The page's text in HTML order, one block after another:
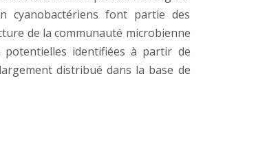
cyanobactériens font partie des
de la communauté microbienne
potentielles identifiées à partir de
distribué dans la base de